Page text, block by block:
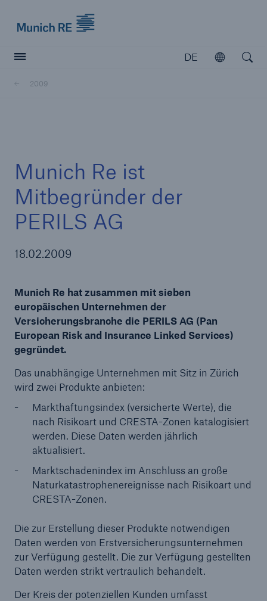
DE
Öffnen
2009
Munich Re ist
Mitbegründer der
PERILS AG
18.02.2009
Munich Re hat zusammen mit sieben
europäischen Unternehmen der
Versicherungsbranche die PERILS AG (Pan
European Risk and Insurance Linked Services)
gegründet.
Das unabhängige Unternehmen mit Sitz in Zürich
wird zwei Produkte anbieten:
Markthaftungsindex (versicherte Werte), die
nach Risikoart und CRESTA-Zonen katalogisiert
werden. Diese Daten werden jährlich
aktualisiert.
Marktschadenindex im Anschluss an große
Naturkatastrophenereignisse nach Risikoart und
CRESTA-Zonen.
Die zur Erstellung dieser Produkte notwendigen
Daten werden von Erstversicherungsunternehmen
zur Verfügung gestellt. Die zur Verfügung gestellten
Daten werden strikt vertraulich behandelt.
Der Kreis der potenziellen Kunden umfasst
Tech Trend Radar 2026
Our expert perspective for insurance
Reinsurance Property/Casualty